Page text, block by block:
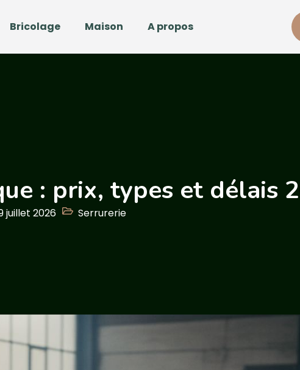
Bricolage Maison A propos
: prix, types et délais
juillet 2026 Serrurerie